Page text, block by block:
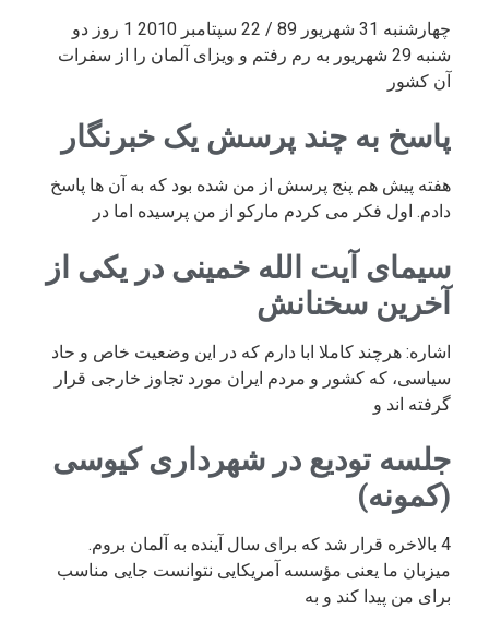
چهارشنبه 31 شهریور 89 / 22 سپتامبر 2010 1 روز دو
شنبه 29 شهریور به رم رفتم و ویزای آلمان را از سفرات
آن کشور
پاسخ به چند پرسش یک خبرنگار
هفته پیش هم پنج پرسش از من شده بود که به آن ها پاسخ
دادم. اول فکر می کردم مارکو از من پرسیده اما در
سیمای آیت الله خمینی در یکی از
آخرین سخنانش
اشاره: هرچند کاملا ابا دارم که در این وضعیت خاص و حاد
سیاسی، که کشور و مردم ایران مورد تجاوز خارجی قرار
گرفته اند و
جلسه تودیع در شهرداری کیوسی
(کمونه)
4 بالاخره قرار شد که برای سال آینده به آلمان بروم.
میزبان ما یعنی مؤسسه آمریکایی نتوانست جایی مناسب
برای من پیدا کند و به